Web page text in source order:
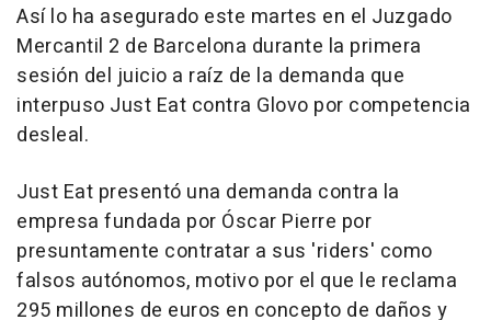
Así lo ha asegurado este martes en el Juzgado
Mercantil 2 de Barcelona durante la primera
sesión del juicio a raíz de la demanda que
interpuso Just Eat contra Glovo por competencia
desleal.
Just Eat presentó una demanda contra la
empresa fundada por Óscar Pierre por
presuntamente contratar a sus 'riders' como
falsos autónomos, motivo por el que le reclama
295 millones de euros en concepto de daños y